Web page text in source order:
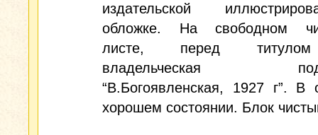
издательской
обложке. На свободном
листе, перед
владельческая
“В.Богоявленская, 1927 г”. В
хорошем состоянии. Блок